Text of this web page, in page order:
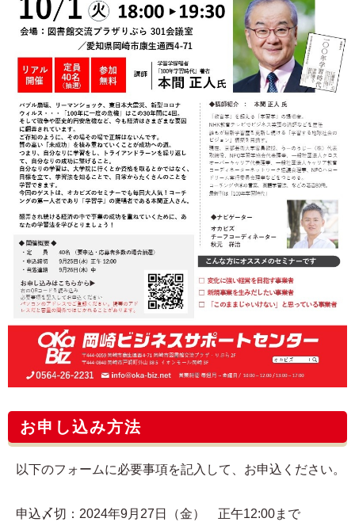
お申し込み方法
以下のフォームに必要事項を記入して、お申込ください。
申込〆切：2024年9月27日（金） 正午12:00まで